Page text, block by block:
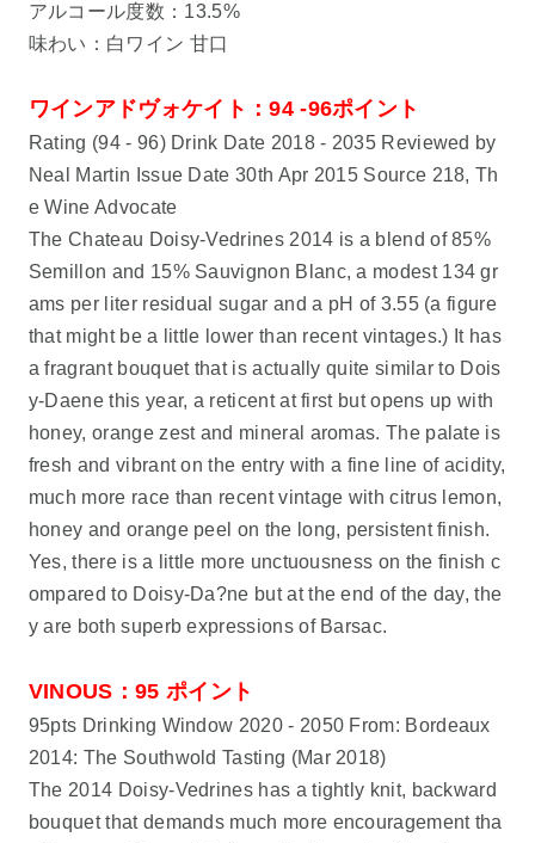
アルコール度数：13.5%
味わい：白ワイン 甘口
ワインアドヴォケイト：94 -96ポイント
Rating (94 - 96) Drink Date 2018 - 2035 Reviewed by
Neal Martin Issue Date 30th Apr 2015 Source 218, Th
e Wine Advocate
The Chateau Doisy-Vedrines 2014 is a blend of 85%
Semillon and 15% Sauvignon Blanc, a modest 134 gr
ams per liter residual sugar and a pH of 3.55 (a figure
that might be a little lower than recent vintages.) It has
a fragrant bouquet that is actually quite similar to Dois
y-Daene this year, a reticent at first but opens up with
honey, orange zest and mineral aromas. The palate is
fresh and vibrant on the entry with a fine line of acidity,
much more race than recent vintage with citrus lemon,
honey and orange peel on the long, persistent finish.
Yes, there is a little more unctuousness on the finish c
ompared to Doisy-Da?ne but at the end of the day, the
y are both superb expressions of Barsac.
VINOUS：95 ポイント
95pts Drinking Window 2020 - 2050 From: Bordeaux
2014: The Southwold Tasting (Mar 2018)
The 2014 Doisy-Vedrines has a tightly knit, backward
bouquet that demands much more encouragement tha